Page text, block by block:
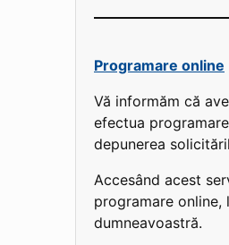
Programare online
Vă informăm că
efectua
depunerea
Accesând acest
programare online,
dumneavoastră.